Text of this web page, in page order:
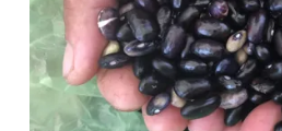
等環保團體質疑「財團多年覬覦
保護區謀取暴利」，政府推動保
敏感區有圖利疑慮，公告明天在
主管單位漠視環保、表裡不一的
嚴重危害生存環境，呼籲全民